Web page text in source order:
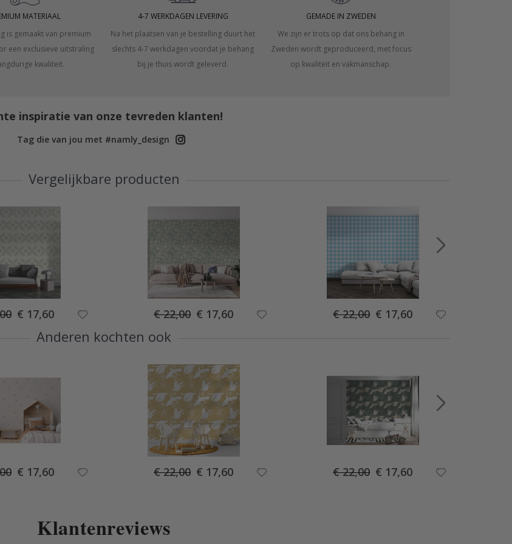
MATERIAAL
is gemaakt van premium
een exclusieve uitstraling
kwaliteit.
4-7 WERKDAGEN LEVERING
Na het plaatsen van je bestelling duurt het
slechts 4-7 werkdagen voordat je behang
bij je thuis wordt geleverd.
GEMADE IN ZWEDEN
We zijn er trots op dat ons behang in
Zweden wordt geproduceerd, met focus
op kwaliteit en vakmanschap.
inspiratie van onze tevreden klanten!
Tag die van jou met #namly_design
Vergelijkbare producten
Special
Price
€ 17,60 € 22,00 Special
Price
€ 17,60 € 22,00 Special
Price
€ 17,60
Anderen kochten ook
Special
Price
€ 17,60 € 22,00 Special
Price
€ 17,60 € 22,00 Special
Price
€ 17,60
Klantenreviews